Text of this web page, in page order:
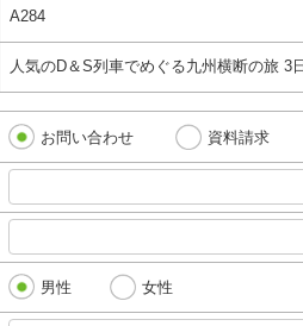
A284
人気のD＆S列車でめぐる九州横断の旅 3
お問い合わせ 資料請求
男性 女性